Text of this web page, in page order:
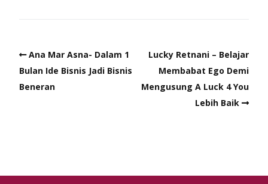
Ana Mar Asna- Dalam 1
Bulan Ide Bisnis Jadi Bisnis
Beneran
Lucky Retnani – Belajar
Membabat Ego Demi
Mengusung A Luck 4 You
Lebih Baik